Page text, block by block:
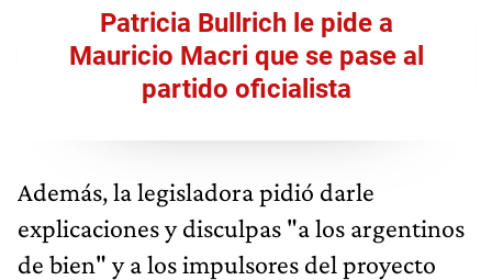
Patricia Bullrich le pide a
Mauricio Macri que se pase al
partido oficialista
Además, la legisladora pidió darle
explicaciones y disculpas "a los argentinos
de bien" y a los impulsores del proyecto